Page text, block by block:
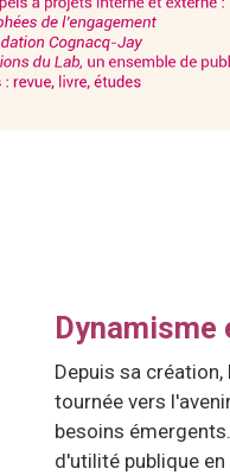
Depuis sa
tournée vers
besoins
d'utilité publique